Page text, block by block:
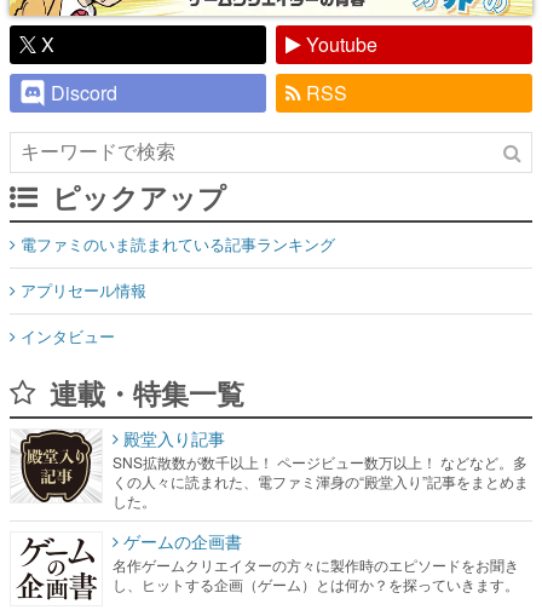
X
Youtube
Discord
RSS
ピックアップ
電ファミのいま読まれている記事ランキング
アプリセール情報
インタビュー
連載・特集一覧
殿堂入り記事
SNS拡散数が数千以上！ ページビュー数万以上！ などなど。多
くの人々に読まれた、電ファミ渾身の“殿堂入り”記事をまとめま
した。
ゲームの企画書
名作ゲームクリエイターの方々に製作時のエピソードをお聞き
し、ヒットする企画（ゲーム）とは何か？を探っていきます。